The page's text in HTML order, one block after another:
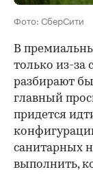
Фото: СберСити
В
только из-за
разбирают
главный
придется
санитарных
выполнить,